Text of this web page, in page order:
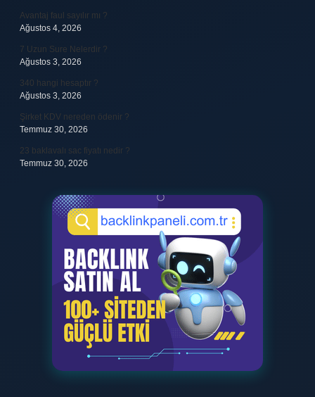
Avantaj faul sayılır mı ?
Ağustos 4, 2026
7 Uzun Sure Nelerdir ?
Ağustos 3, 2026
340 hangi hesaptır ?
Ağustos 3, 2026
Şirket KDV nereden ödenir ?
Temmuz 30, 2026
23 baklavalı sac fiyatı nedir ?
Temmuz 30, 2026